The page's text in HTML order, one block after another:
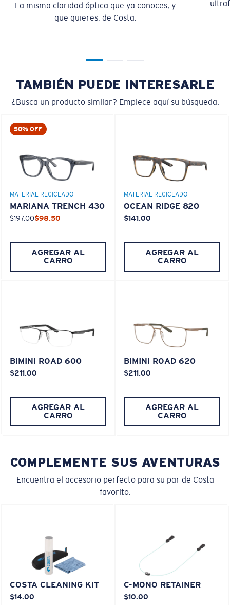
mediana.
Es posible que necesite una monturamedianao
grande.
Es posible que necesite una monturaXL.
La misma claridad óptica que ya conoces, y
que quieres, de Costa.
TAMBIÉN PUEDE INTERESARLE
¿Busca un producto similar? Empiece aquí su búsqueda.
50% OFF
MATERIAL RECICLADO
MARIANA TRENCH 430
$197.00$98.50
AGREGAR AL
CARRO
MATERIAL RECICLADO
OCEAN RIDGE 820
$141.00
AGREGAR AL
CARRO
BIMINI ROAD 600
$211.00
AGREGAR AL
CARRO
BIMINI ROAD 620
$211.00
AGREGAR AL
CARRO
COMPLEMENTE SUS AVENTURAS
Encuentra el accesorio perfecto para su par de Costa
favorito.
COSTA CLEANING KIT
$14.00
C-MONO RETAINER
$10.00